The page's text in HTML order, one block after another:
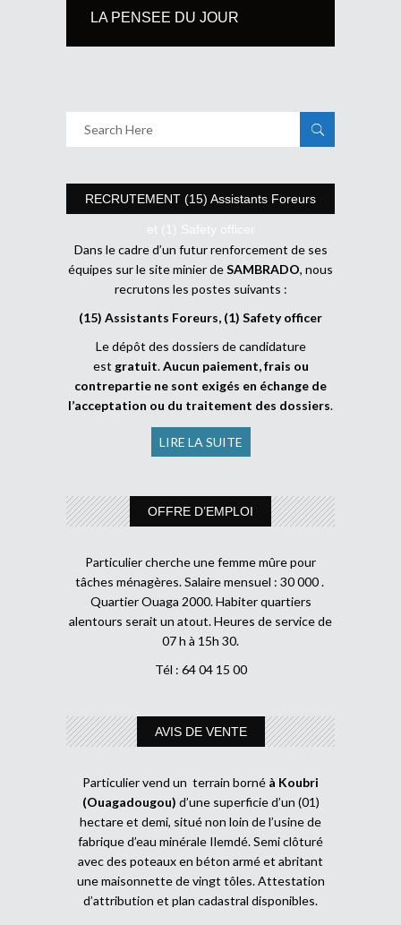
LA PENSEE DU JOUR
RECRUTEMENT (15) Assistants Foreurs
et (1) Safety officer
Dans le cadre d’un futur renforcement de ses
équipes sur le site minier deSAMBRADO, nous
recrutons les postes suivants :
(15) Assistants Foreurs, (1) Safety officer
Le dépôt des dossiers de candidature
est gratuit.Aucun paiement, frais ou
contrepartie ne sont exigés en échange de
l’acceptation ou du traitement des dossiers.
LIRE LA SUITE
OFFRE D’EMPLOI
Particulier cherche une femme mûre pour
tâches ménagères. Salaire mensuel : 30 000 .
Quartier Ouaga 2000. Habiter quartiers
alentours serait un atout. Heures de service de
07 h à 15h 30.
Tél : 64 04 15 00
AVIS DE VENTE
Particulier vend un terrain borné à Koubri
(Ouagadougou) d’une superficie d’un (01)
hectare et demi, situé non loin de l’usine de
fabrique d’eau minérale Ilemdé. Semi clôturé
avec des poteaux en béton armé et abritant
une maisonnette de vingt tôles. Attestation
d’attribution et plan cadastral disponibles.